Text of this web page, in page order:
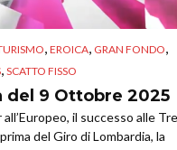
, EROICA, GRAN FONDO,
, SCATTO FISSO
del 9 Ottobre 2025
il successo alle Tre
del Giro di Lombardia, la